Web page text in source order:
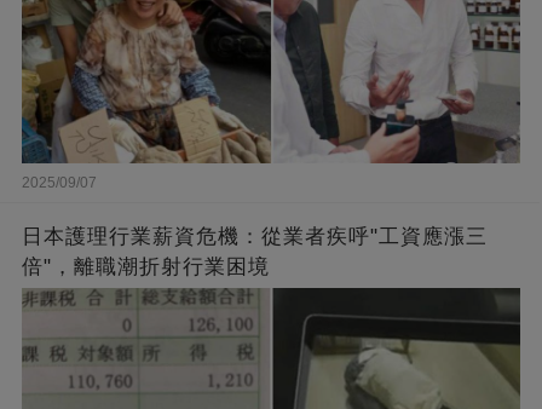
2025/09/07
日本護理行業薪資危機：從業者疾呼"工資應漲三
倍"，離職潮折射行業困境